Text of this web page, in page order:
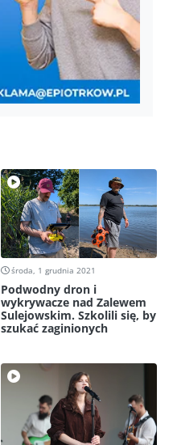
środa, 1 grudnia 2021
Podwodny dron i
wykrywacze nad Zalewem
Sulejowskim. Szkolili się, by
szukać zaginionych